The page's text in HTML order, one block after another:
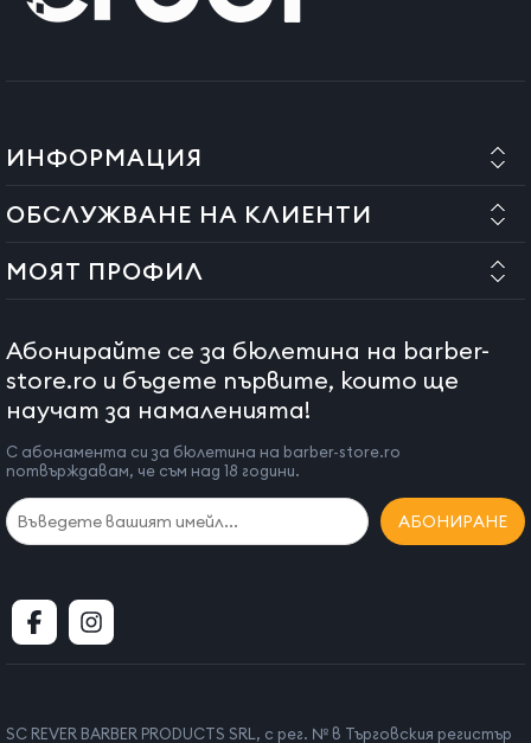
ИНФОРМАЦИЯ
ОБСЛУЖВАНЕ НА КЛИЕНТИ
МОЯТ ПРОФИЛ
Абонирайте се за бюлетина на barber-
store.ro и бъдете първите, които ще
научат за намаленията!
С абонамента си за бюлетина на barber-store.ro
потвърждавам, че съм над 18 години.
АБОНИРАНЕ
SC REVER BARBER PRODUCTS SRL, с рег. № в Търговския регистър